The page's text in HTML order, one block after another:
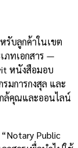
รับลูกค้าในเขต
ภทเอกสาร —
หนังสือมอบ
มการกงสุล และ
ล้คุณและออนไลน์
Public